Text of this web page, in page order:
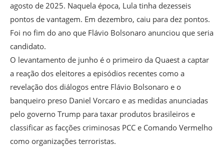
agosto de 2025. Naquela época, Lula tinha dezesseis
pontos de vantagem. Em dezembro, caiu para dez pontos.
Foi no fim do ano que Flávio Bolsonaro anunciou que seria
candidato.
O levantamento de junho é o primeiro da Quaest a captar
a reação dos eleitores a episódios recentes como a
revelação dos diálogos entre Flávio Bolsonaro e o
banqueiro preso Daniel Vorcaro e as medidas anunciadas
pelo governo Trump para taxar produtos brasileiros e
classificar as facções criminosas PCC e Comando Vermelho
como organizações terroristas.